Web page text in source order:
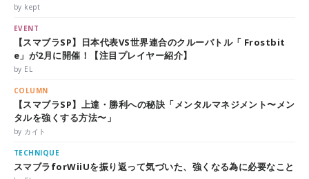
by kept
EVENT
【スマブラSP】日本代表VS世界連合のクルーバトル「 Frostbit
e」が2月に開催！【注目プレイヤー紹介】
by EL
COLUMN
【スマブラSP】上達・勝利への秘訣「メンタルマネジメント〜メン
タルを強くする方法〜」
by カイト
TECHNIQUE
スマブラforWiiUを振り返って気づいた、強くなる為に必要なこと